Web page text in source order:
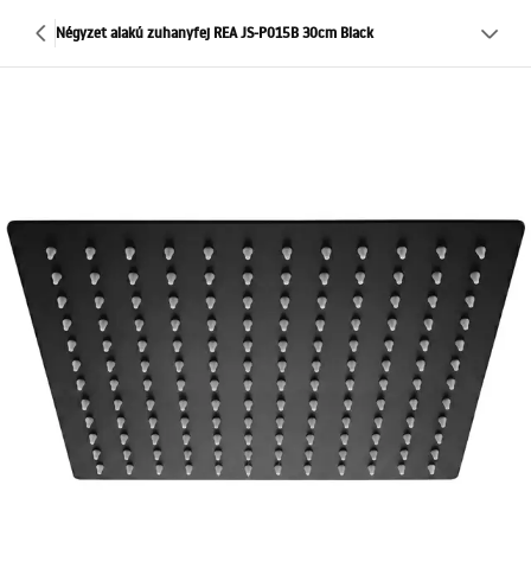
Négyzet alakú zuhanyfej REA JS-P015B 30cm Black